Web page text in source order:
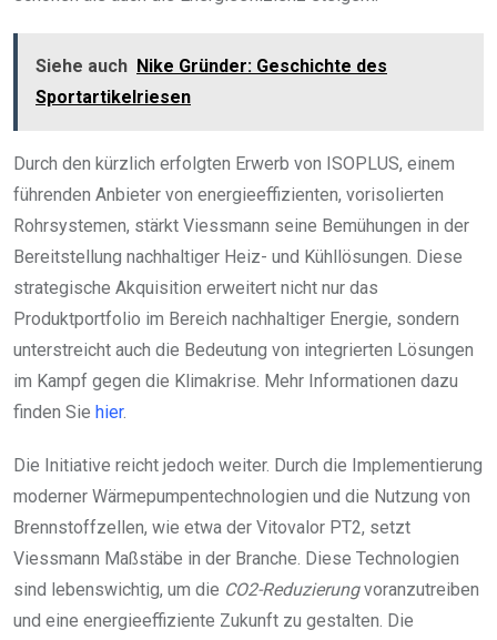
Siehe auch Nike Gründer: Geschichte des
Sportartikelriesen
Durch den kürzlich erfolgten Erwerb von ISOPLUS, einem
führenden Anbieter von energieeffizienten, vorisolierten
Rohrsystemen, stärkt Viessmann seine Bemühungen in der
Bereitstellung nachhaltiger Heiz- und Kühllösungen. Diese
strategische Akquisition erweitert nicht nur das
Produktportfolio im Bereich nachhaltiger Energie, sondern
unterstreicht auch die Bedeutung von integrierten Lösungen
im Kampf gegen die Klimakrise. Mehr Informationen dazu
finden Sie hier.
Die Initiative reicht jedoch weiter. Durch die Implementierung
moderner Wärmepumpentechnologien und die Nutzung von
Brennstoffzellen, wie etwa der Vitovalor PT2, setzt
Viessmann Maßstäbe in der Branche. Diese Technologien
sind lebenswichtig, um die CO2-Reduzierungvoranzutreiben
und eine energieeffiziente Zukunft zu gestalten. Die